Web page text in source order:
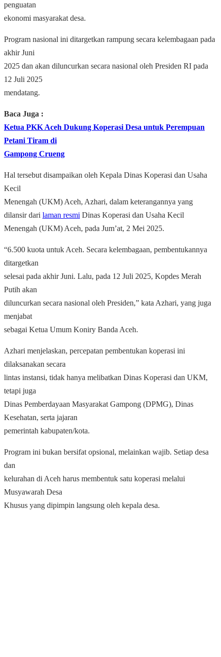
penguatan
ekonomi masyarakat desa.
Program nasional ini ditargetkan rampung secara kelembagaan pada
akhir Juni
2025 dan akan diluncurkan secara nasional oleh Presiden RI pada
12 Juli 2025
mendatang.
Baca Juga :
Ketua PKK Aceh Dukung Koperasi Desa untuk Perempuan
Petani Tiram di
Gampong Crueng
Hal tersebut disampaikan oleh Kepala Dinas Koperasi dan Usaha
Kecil
Menengah (UKM) Aceh, Azhari, dalam keterangannya yang
dilansir dari laman resmi Dinas Koperasi dan Usaha Kecil
Menengah (UKM) Aceh, pada Jum’at, 2 Mei 2025.
“6.500 kuota untuk Aceh. Secara kelembagaan, pembentukannya
ditargetkan
selesai pada akhir Juni. Lalu, pada 12 Juli 2025, Kopdes Merah
Putih akan
diluncurkan secara nasional oleh Presiden,” kata Azhari, yang juga
menjabat
sebagai Ketua Umum Koniry Banda Aceh.
Azhari menjelaskan, percepatan pembentukan koperasi ini
dilaksanakan secara
lintas instansi, tidak hanya melibatkan Dinas Koperasi dan UKM,
tetapi juga
Dinas Pemberdayaan Masyarakat Gampong (DPMG), Dinas
Kesehatan, serta jajaran
pemerintah kabupaten/kota.
Program ini bukan bersifat opsional, melainkan wajib. Setiap desa
dan
kelurahan di Aceh harus membentuk satu koperasi melalui
Musyawarah Desa
Khusus yang dipimpin langsung oleh kepala desa.